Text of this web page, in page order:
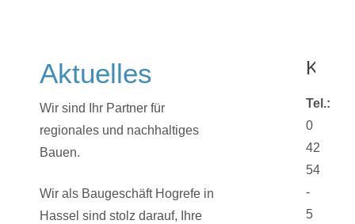
Tel.:
0
42
54
-
5
Aktuelles
Wir sind Ihr Partner für
regionales und nachhaltiges
Bauen.
Wir als Baugeschäft Hogrefe in
Hassel sind stolz darauf, Ihre